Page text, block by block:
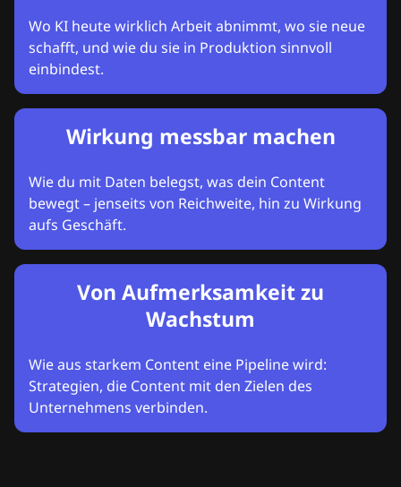
Wo KI heute wirklich Arbeit abnimmt, wo sie neue
schafft, und wie du sie in Produktion sinnvoll
einbindest.
Wirkung messbar machen
Wie du mit Daten belegst, was dein Content
bewegt – jenseits von Reichweite, hin zu Wirkung
aufs Geschäft.
Von Aufmerksamkeit zu
Wachstum
Wie aus starkem Content eine Pipeline wird:
Strategien, die Content mit den Zielen des
Unternehmens verbinden.